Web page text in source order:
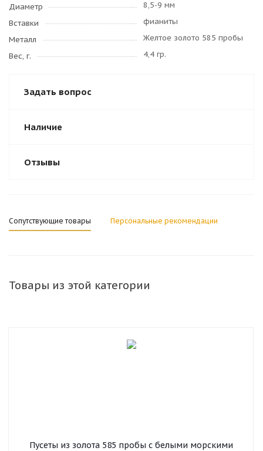
Диаметр
8,5-9 мм
Вставки
фианиты
Металл
Желтое золото 585 пробы
Вес, г.
4,4 гр.
Задать вопрос
Наличие
Отзывы
Сопутствующие товары Персональные рекомендации
Товары из этой категории
Пусеты из золота 585 пробы с белыми морскими